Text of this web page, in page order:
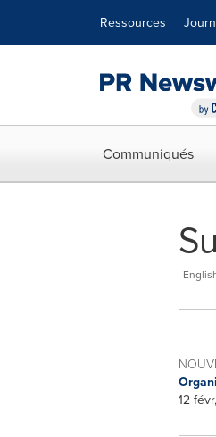
Ressources
Communiqués
12